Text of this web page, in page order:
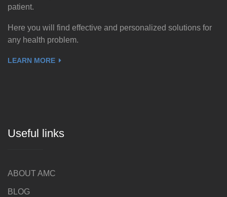
patient.
Here you will find effective and personalized solutions for
any health problem.
LEARN MORE
Useful links
ABOUT AMC
BLOG